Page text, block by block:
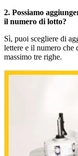
2. Possiamo
il numero di lotto?
Sì, puoi scegliere di
lettere e il numero che
massimo tre righe.